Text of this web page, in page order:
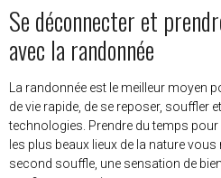
Se déconnecter et
avec la randonnée
La randonnée est le meilleur moyen
de vie rapide, de se reposer, souffler
technologies. Prendre du temps
les plus beaux lieux de la nature
second souffle, une sensation de